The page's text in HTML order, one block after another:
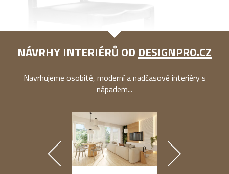
NÁVRHY INTERIÉRŮ OD DESIGNPRO.CZ
Navrhujeme osobité, moderní a nadčasové interiéry s
nápadem...